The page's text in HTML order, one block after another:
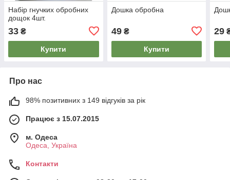
Набір гнучких обробних
дощок 4шт.
33 ₴
Купити
Дошка обробна
49₴
Купити
29
Про нас
98% позитивних з 149 відгуків за рік
Працює з 15.07.2015
м. Одеса
Одеса, Україна
Контакти